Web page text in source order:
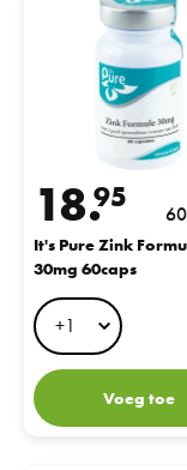
18.
95
es
It's Pure Zink
30mg 60caps
Voeg toe